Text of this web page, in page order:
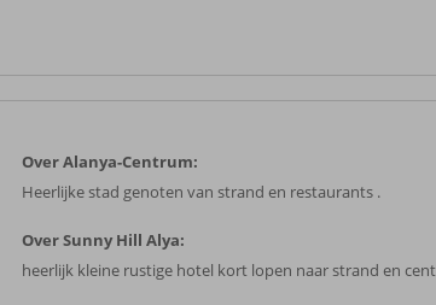
Over Alanya-Centrum:
Heerlijke stad genoten van strand en restaurants .
Over Sunny Hill Alya:
heerlijk kleine rustige hotel kort lopen naar strand en